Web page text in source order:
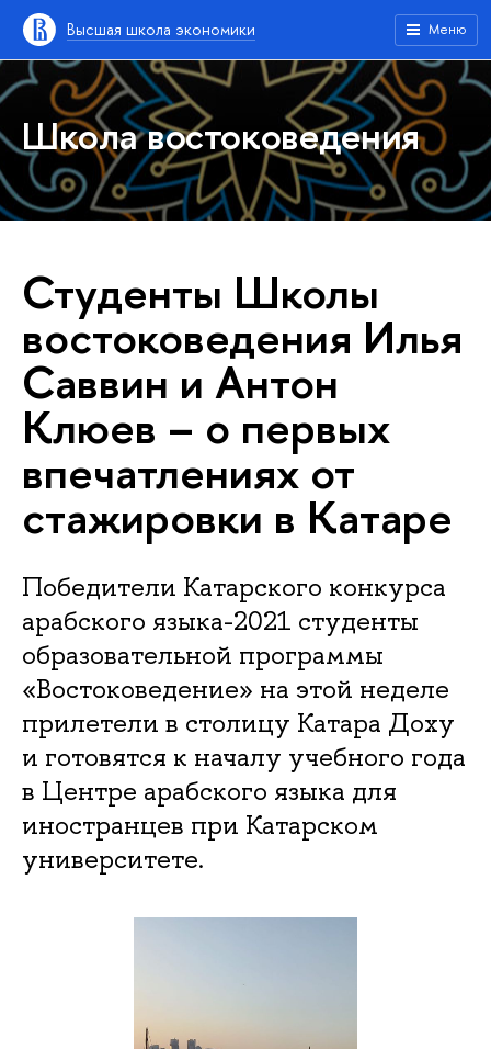
Высшая школа экономики Меню
Школа востоковедения
Студенты Школы
востоковедения Илья
Саввин и Антон
Клюев – о первых
впечатлениях от
стажировки в Катаре
Победители Катарского конкурса
арабского языка-2021 студенты
образовательной программы
«Востоковедение» на этой неделе
прилетели в столицу Катара Доху
и готовятся к началу учебного года
в Центре арабского языка для
иностранцев при Катарском
университете.